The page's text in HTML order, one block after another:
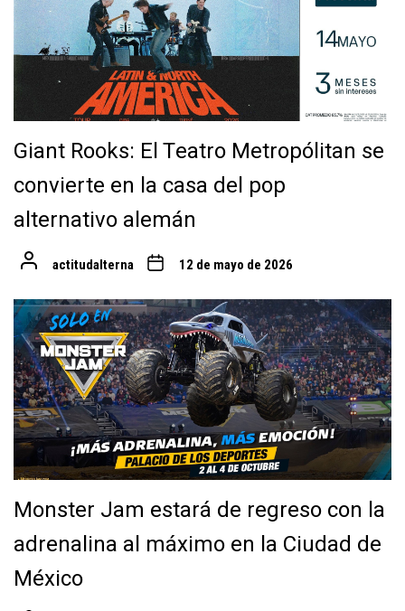
Giant Rooks: El Teatro Metropólitan se
convierte en la casa del pop
alternativo alemán
actitudalterna 12 de mayo de 2026
Monster Jam estará de regreso con la
adrenalina al máximo en la Ciudad de
México